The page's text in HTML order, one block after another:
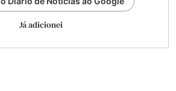
Já adicionei